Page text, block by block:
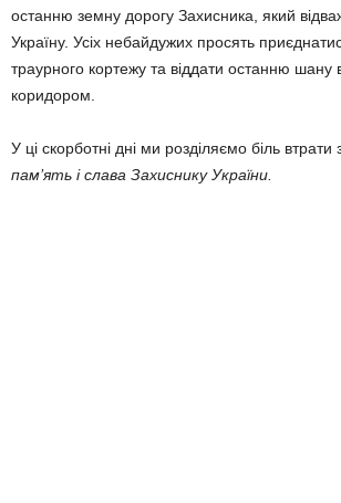
останню земну дорогу Захисника, який
Україну. Усіх небайдужих просять
траурного кортежу та віддати останню шану
коридором.
У ці скорботні дні ми розділяємо біль втрати
пам’ять і слава Захиснику України.